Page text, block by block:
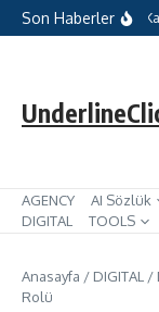
İçeriğe atla
Son Haberler
AI Max ile Arama
AGENCY AI Sözlük
DIGITAL
TOOLS
Anasayfa / DIGITAL /
Rolü